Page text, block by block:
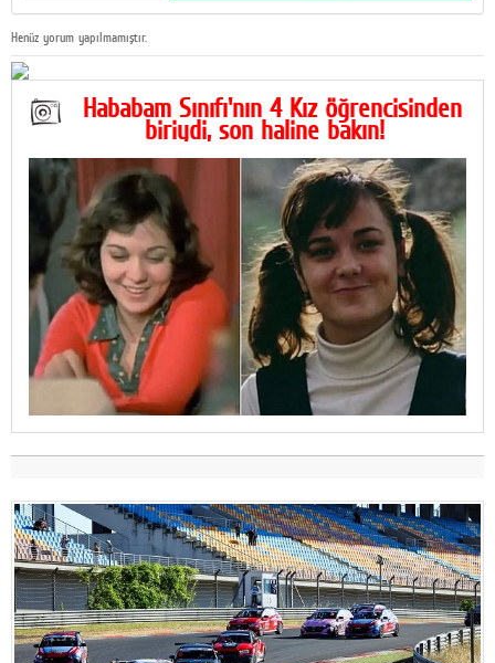
Henüz yorum yapılmamıştır.
Hababam Sınıfı'nın 4 Kız öğrencisinden
biriydi, son haline bakın!